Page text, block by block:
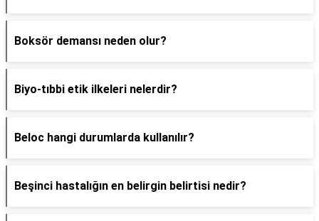
Boksör demansı neden olur?
Biyo-tıbbi etik ilkeleri nelerdir?
Beloc hangi durumlarda kullanılır?
Beşinci hastalığın en belirgin belirtisi nedir?